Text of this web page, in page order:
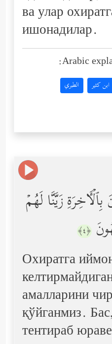
ва улар
ишонадилар.
Arabic
ابن كثير الطبري
زَیَّنَّا لَهُمۡ
﴿٤﴾
Охиратга
амалларини
қўйганмиз.
тентираб